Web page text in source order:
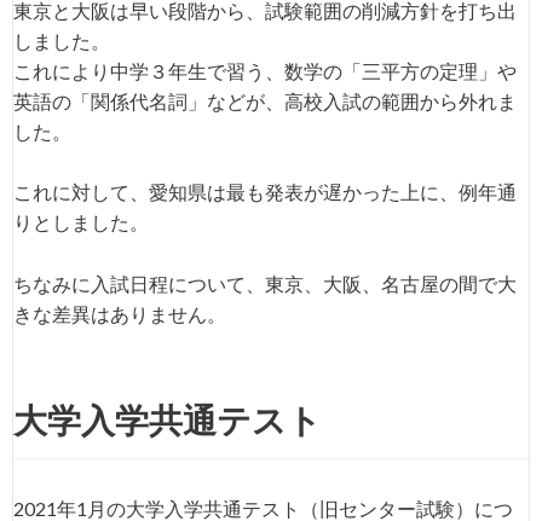
東京と大阪は早い段階から、試験範囲の削減方針を打ち出
しました。
これにより中学３年生で習う、数学の「三平方の定理」や
英語の「関係代名詞」などが、高校入試の範囲から外れま
した。
これに対して、愛知県は最も発表が遅かった上に、例年通
りとしました。
ちなみに入試日程について、東京、大阪、名古屋の間で大
きな差異はありません。
大学入学共通テスト
2021年1月の大学入学共通テスト（旧センター試験）につ